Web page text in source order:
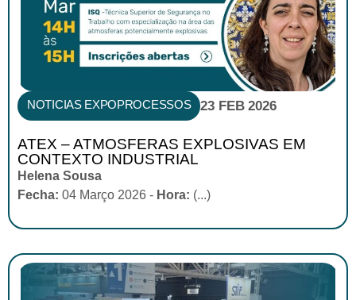
NOTICIAS EXPOPROCESSOS 23 FEB 2026
ATEX – ATMOSFERAS EXPLOSIVAS EM
CONTEXTO INDUSTRIAL
Helena Sousa
Fecha: 04 Março 2026 - Hora: (...)